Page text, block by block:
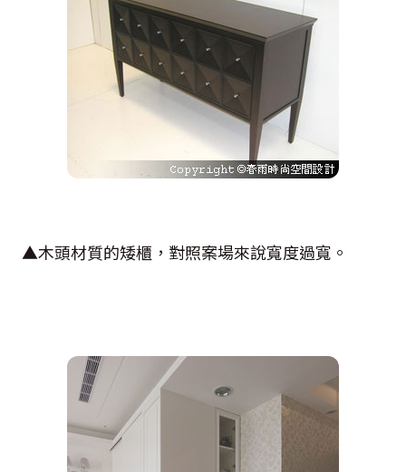
▲木頭材質的矮櫃，對照案場來說寬度過寬。